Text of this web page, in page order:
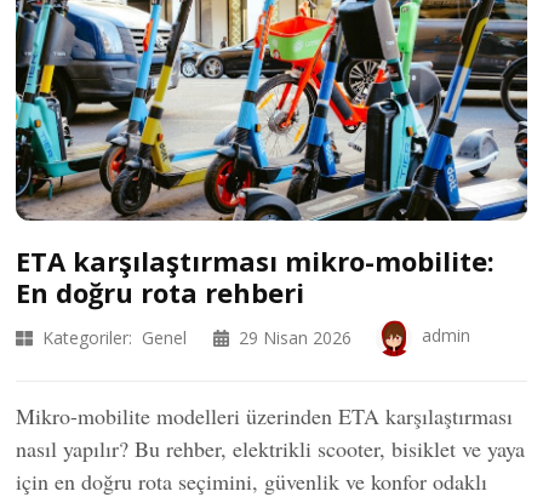
ETA karşılaştırması mikro-mobilite:
En doğru rota rehberi
Kategoriler: Genel 29 Nisan 2026 admin
Mikro-mobilite modelleri üzerinden ETA karşılaştırması
nasıl yapılır? Bu rehber, elektrikli scooter, bisiklet ve yaya
için en doğru rota seçimini, güvenlik ve konfor odaklı